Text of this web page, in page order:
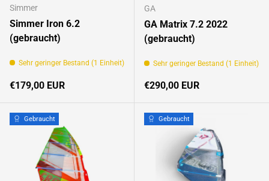
Simmer
Simmer Iron 6.2
(gebraucht)
Sehr geringer Bestand (1 Einheit)
Normaler Preis
€179,00 EUR
GA
GA Matrix 7.2 2022
(gebraucht)
Sehr geringer Bestand (1 Einheit)
Normaler Preis
€290,00 EUR
Gebraucht Gebraucht